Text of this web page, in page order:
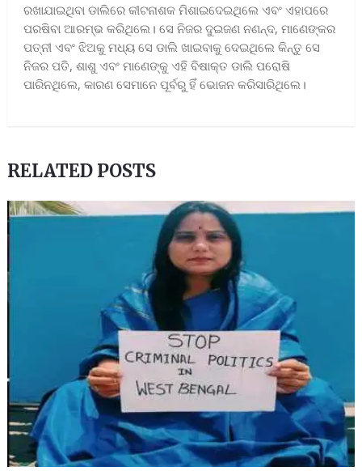
ରଖାଯାଇଥିବା ଡାଲିରେ କୀଟନାଶକ ମିଶାଇଦେଇଥିଲେ ଏବଂ ଏହାପରେ
ପରଷିବା ଆରମ୍ଭ କରିଥିଲେ। ସେ ନିଜର ଦୁଇଜଣ ନଣନ୍ଦ, ମାଣେଙ୍କର
ପତ୍ନୀ ଏବଂ ଝିଅକୁ ମଧ୍ୟ ସେ ଡାଲି ଖାଇବାକୁ ଦେଇଥିଲେ କିନ୍ତୁ ସେ
ନିଜର ପତି, ଶାଶୁ ଏବଂ ମାଣେଙ୍କୁ ଏହି ବିଷାକ୍ତ ଡାଲି ପରୋଷି
ପାରିନଥିଲେ, କାରଣ ସେମାନେ ପୂର୍ବରୁ ହିଁ ଭୋଜନ କରିସାରିଥିଲେ।
RELATED POSTS